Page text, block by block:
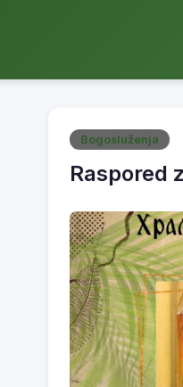
Bogosluženja
Raspored